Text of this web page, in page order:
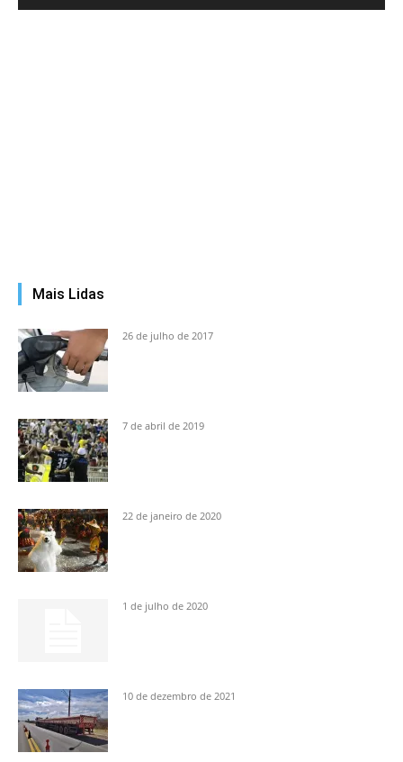
Mais Lidas
26 de julho de 2017
7 de abril de 2019
22 de janeiro de 2020
1 de julho de 2020
10 de dezembro de 2021